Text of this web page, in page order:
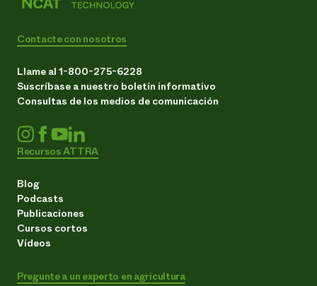
Contacte con nosotros
Llame al 1-800-275-6228
Suscríbase a nuestro boletín informativo
Consultas de los medios de comunicación
Recursos ATTRA
Blog
Podcasts
Publicaciones
Cursos cortos
Vídeos
Pregunte a un experto en agricultura